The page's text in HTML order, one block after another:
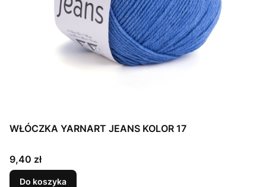
WŁÓCZKA YARNART JEANS KOLOR 17
Cena
9,40 zł
Do koszyka